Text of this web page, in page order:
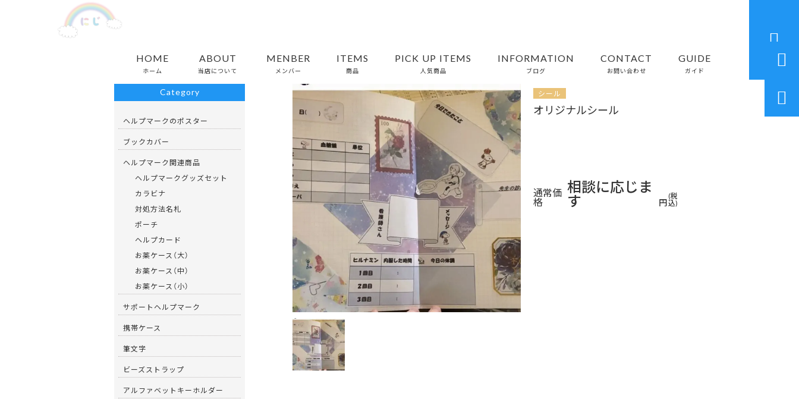
HOME
ホーム
ABOUT
当店について
MENBER
メンバー
ITEMS
商品
PICK UP ITEMS
人気商品
INFORMATION
ブログ
CONTACT
お問い合わせ
GUIDE
ガイド

ホーム>ITEMS オリジナルシール
シール
オリジナルシール
通常価
格
相談に応じま
す 円
(税
込)
Category
ヘルプマークのポスター
ブックカバー
ヘルプマーク関連商品
ヘルプマークグッズセット
カラビナ
対処方法名札
ポーチ
ヘルプカード
お薬ケース（大）
お薬ケース（中）
お薬ケース（小）
サポートヘルプマーク
携帯ケース
筆文字
ビーズストラップ
アルファベットキーホルダー

